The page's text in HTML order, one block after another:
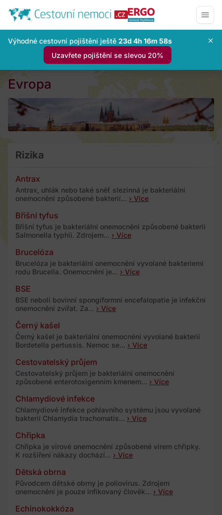
Výhodné cestovní pojištění ještě 23d 4h 16m 56s
Uzavřete pojištění se slevou 20%
Evropa
Rizika
Antrax
Antrax, uhlák nebo také sněť slezinná je bakteriální
onemocnění způsobené bakterií... › Více
Břišní tyfus
Břišní tyfus je bakteriální onemocnění způsobené bakterií
Salmonella typhii. Zdrojem... › Více
Brucelóza
Brucelóza je bakteriální onemocnění vyvolané bakteriemi
rodu Brucella. Onemocnění je... › Více
BSE
BSE neboli bovinní spongiformní encefalopatie je infekční
onemocnění zvířat. Za... › Více
Černý kašel
Černý kašel je bakteriální onemocnění vyvolané bakterií
Bordetella pertussis. Nemoc se... › Více
Cestovatelský průjem
Cestovatelský průjem je bakteriální onemocnění
způsobené enterotoxigenním kmenem... › Více
Chlamydiové infekce
Chlamydiové infekce pohlavního systému jsou vyvolané
bakterií Chlamydia trachomatis... › Více
Chřipka
Chřipka je virové onemocnění způsobené virem chřipky.
K rozšíření nákazy dochází... › Více
Dětská obrna
Původcem dětské obrny je poliovirus. Zdrojem
onemocnění je pouze infikovaný člověk... › Více
Echinokokkóza